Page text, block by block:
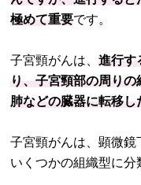
極めて重要です。
子宮頸がんは、進行す
り、子宮頸部の周り
肺などの臓器に転移し
子宮頸がんは、顕微鏡
いくつかの組織型に分